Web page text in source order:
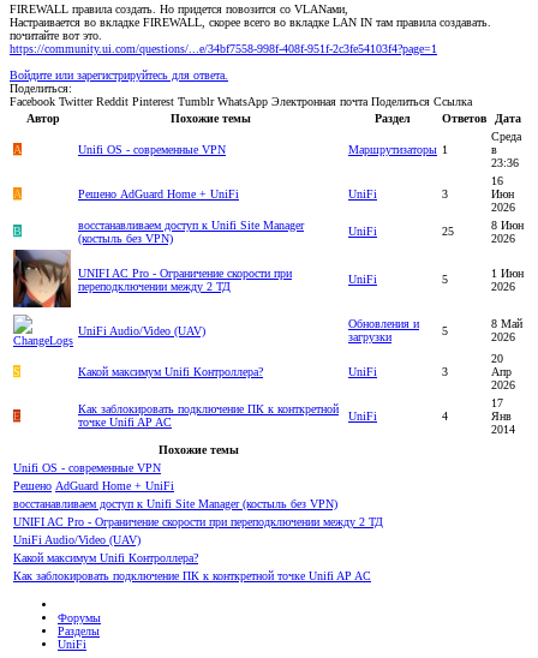
FIREWALL правила создать. Но придется повозится со VLANами,
Настраивается во вкладке FIREWALL, скорее всего во вкладке LAN IN там правила создавать.
почитайте вот это.
https://community.ui.com/questions/...e/34bf7558-998f-408f-951f-2c3fe54103f4?page=1
Войдите или зарегистрируйтесь для ответа.
Поделиться:
Facebook Twitter Reddit Pinterest Tumblr WhatsApp Электронная почта Поделиться Ссылка
Автор
Похожие темы Раздел Ответов Дата
A Unifi OS - современные VPN Маршрутизаторы 1
Среда
в
23:36
A Решено AdGuard Home + UniFi UniFi 3
16
Июн
2026
B
восстанавливаем доступ к Unifi Site Manager
(костыль без VPN)
UniFi 25
8 Июн
2026
UNIFI AC Pro - Ограничение скорости при
переподключении между 2 ТД
UniFi 5
1 Июн
2026
UniFi Audio/Video (UAV)
Обновления и
загрузки
5
8 Май
2026
S Какой максимум Unifi Контроллера? UniFi 3
20
Апр
2026
E
Как заблокировать подключение ПК к конткретной
точке Unifi AP AC
UniFi 4
17
Янв
2014
Похожие темы
Unifi OS - современные VPN
Решено AdGuard Home + UniFi
восстанавливаем доступ к Unifi Site Manager (костыль без VPN)
UNIFI AC Pro - Ограничение скорости при переподключении между 2 ТД
UniFi Audio/Video (UAV)
Какой максимум Unifi Контроллера?
Как заблокировать подключение ПК к конткретной точке Unifi AP AC
Форумы
Разделы
UniFi